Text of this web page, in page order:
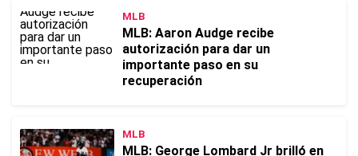
MLB
MLB: Aaron Audge recibe
autorización para dar un
importante paso en su
recuperación
MLB
MLB: George Lombard Jr brilló en